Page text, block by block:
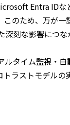
Entra IDな
のため、万が
刻な影響につな
タイム監視・
ラストモデル